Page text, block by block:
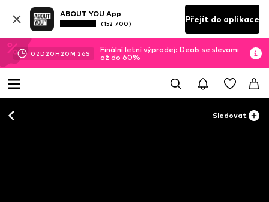
ABOUT YOU App
(152 700) Přejít do aplikace
02D 20H 20M 25S
Finální letní výprodej: Deals se slevami
až do 60%
Sledovat